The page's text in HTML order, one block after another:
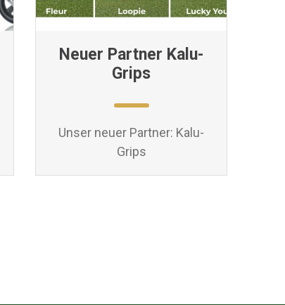
Neuer Partner Kalu-
Grips
Unser neuer Partner: Kalu-
Grips